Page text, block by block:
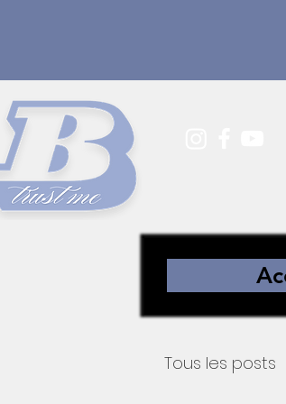
Tous les posts